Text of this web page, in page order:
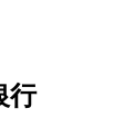
行